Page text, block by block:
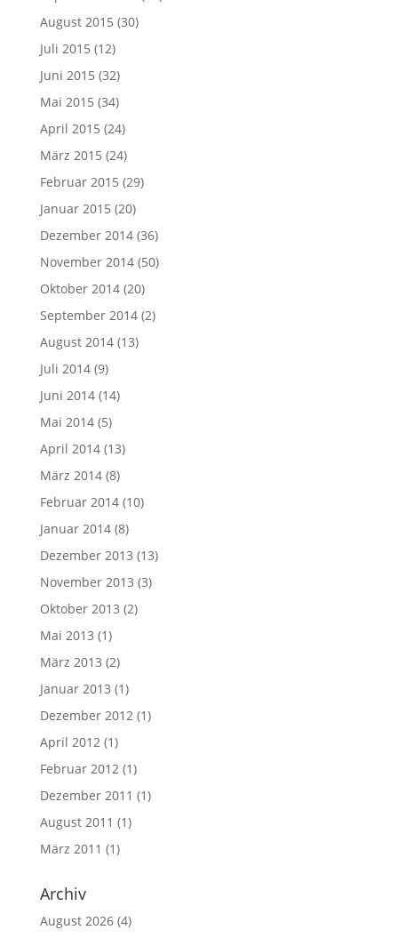
August 2015 (30)
Juli 2015 (12)
Juni 2015 (32)
Mai 2015 (34)
April 2015 (24)
März 2015 (24)
Februar 2015 (29)
Januar 2015 (20)
Dezember 2014(36)
November 2014(50)
Oktober 2014(20)
September 2014(2)
August 2014(13)
Juli 2014(9)
Juni 2014(14)
Mai 2014(5)
April 2014(13)
März 2014(8)
Februar 2014(10)
Januar 2014(8)
Dezember 2013 (13)
November 2013 (3)
Oktober 2013 (2)
Mai 2013 (1)
März 2013 (2)
Januar 2013 (1)
Dezember 2012(1)
April 2012(1)
Februar 2012(1)
Dezember 2011 (1)
August 2011 (1)
März 2011 (1)
Archiv
August 2026(4)